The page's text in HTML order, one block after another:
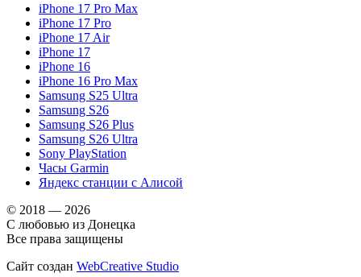
iPhone 17 Pro Max
iPhone 17 Pro
iPhone 17 Air
iPhone 17
iPhone 16
iPhone 16 Pro Max
Samsung S25 Ultra
Samsung S26
Samsung S26 Plus
Samsung S26 Ultra
Sony PlayStation
Часы Garmin
Яндекс станции с Алисой
© 2018 — 2026
С любовью из Донецка
Все права защищены
Сайт создан WebCreative Studio